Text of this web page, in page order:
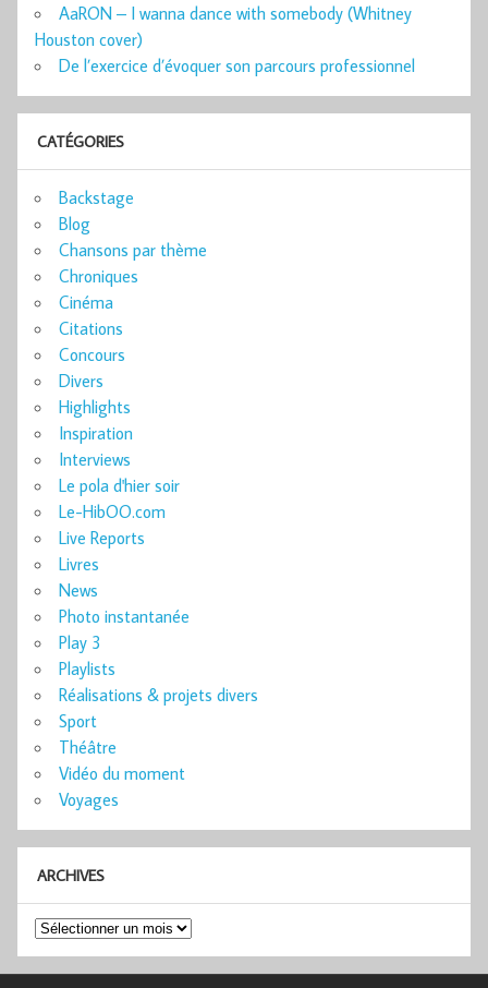
AaRON – I wanna dance with somebody (Whitney
Houston cover)
De l’exercice d’évoquer son parcours professionnel
CATÉGORIES
Backstage
Blog
Chansons par thème
Chroniques
Cinéma
Citations
Concours
Divers
Highlights
Inspiration
Interviews
Le pola d'hier soir
Le-HibOO.com
Live Reports
Livres
News
Photo instantanée
Play 3
Playlists
Réalisations & projets divers
Sport
Théâtre
Vidéo du moment
Voyages
ARCHIVES
Archives